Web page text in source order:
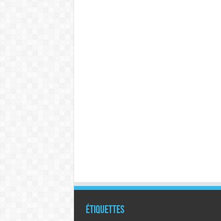
Étiquettes